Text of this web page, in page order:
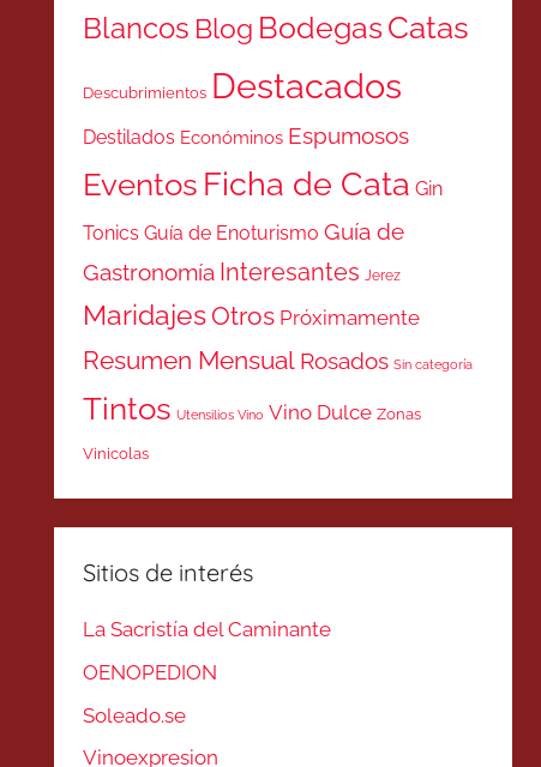
Blancos Blog BodegasCatas
Descubrimientos Destacados
Destilados Económinos Espumosos
Eventos Ficha de Cata Gin
Tonics Guía de Enoturismo Guía de
Gastronomía Interesantes Jerez
MaridajesOtros Próximamente
Resumen Mensual Rosados Sin categoría
Tintos Utensilios Vino Vino Dulce Zonas
Vinicolas
Sitios de interés
La Sacristía del Caminante
OENOPEDION
Soleado.se
Vinoexpresion